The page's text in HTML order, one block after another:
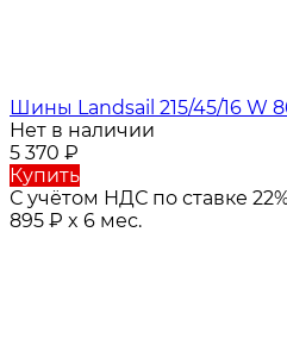
Шины Landsail 215/45/16 W
Нет в наличии
5 370 ₽
Купить
С учётом НДС по ставке
895 ₽ x 6 мес.